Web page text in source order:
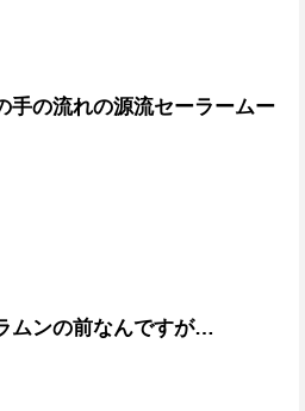
手の流れの源流セーラームー
ムンの前なんですが…